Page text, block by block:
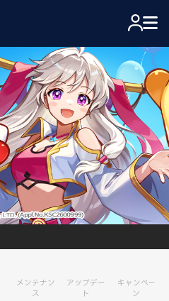
メンテナン
ス
アップデー
ト
キャンペー
ン